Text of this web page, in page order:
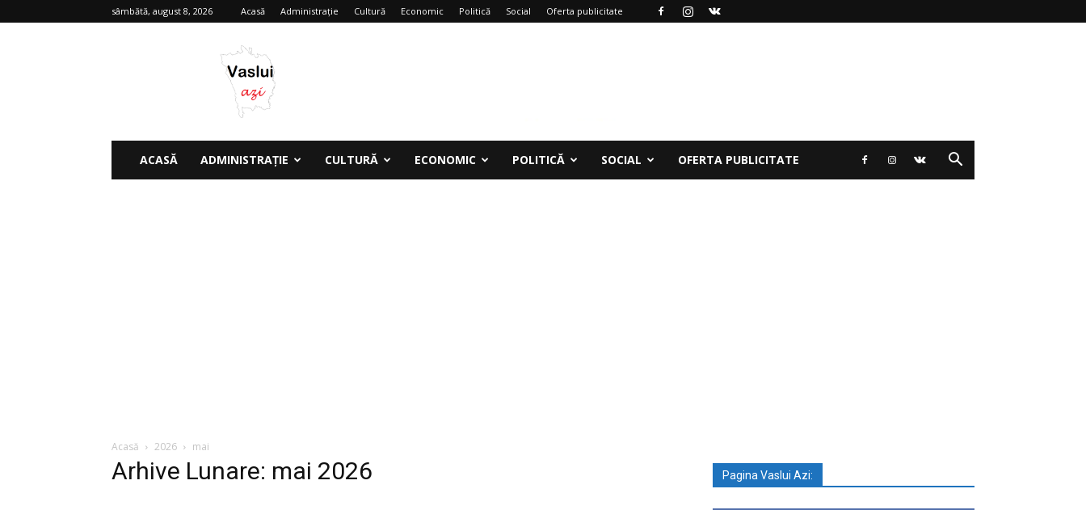
sâmbătă, august 8, 2026 Acasă Administrație Cultură Economic Politică Social Oferta publicitate
ACASĂ ADMINISTRAȚIE CULTURĂ ECONOMIC POLITICĂ SOCIAL OFERTA PUBLICITATE
Acasă 2026 mai
Arhive Lunare: mai 2026 Pagina Vaslui Azi: